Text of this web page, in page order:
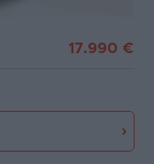
17.990 €